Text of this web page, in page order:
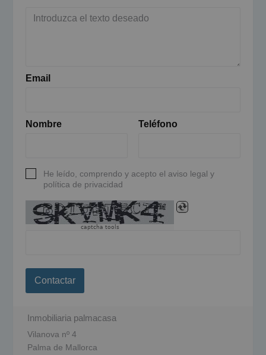
Email
Nombre Teléfono
He leído, comprendo y acepto el aviso legal y
política de privacidad
captcha tools
Contactar
Inmobiliaria palmacasa
Vilanova nº 4
Palma de Mallorca